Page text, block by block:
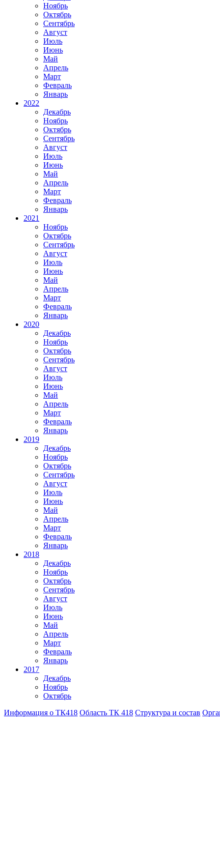
Ноябрь
Октябрь
Сентябрь
Август
Июль
Июнь
Май
Апрель
Март
Февраль
Январь
2022
Декабрь
Ноябрь
Октябрь
Сентябрь
Август
Июль
Июнь
Май
Апрель
Март
Февраль
Январь
2021
Ноябрь
Октябрь
Сентябрь
Август
Июль
Июнь
Май
Апрель
Март
Февраль
Январь
2020
Декабрь
Ноябрь
Октябрь
Сентябрь
Август
Июль
Июнь
Май
Апрель
Март
Февраль
Январь
2019
Декабрь
Ноябрь
Октябрь
Сентябрь
Август
Июль
Июнь
Май
Апрель
Март
Февраль
Январь
2018
Декабрь
Ноябрь
Октябрь
Сентябрь
Август
Июль
Июнь
Май
Апрель
Март
Февраль
Январь
2017
Декабрь
Ноябрь
Октябрь
Информация о ТК418 Область ТК 418 Структура и состав